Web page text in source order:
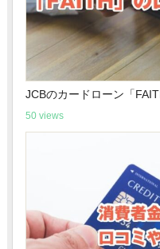
JCBのカードローン「
50 views